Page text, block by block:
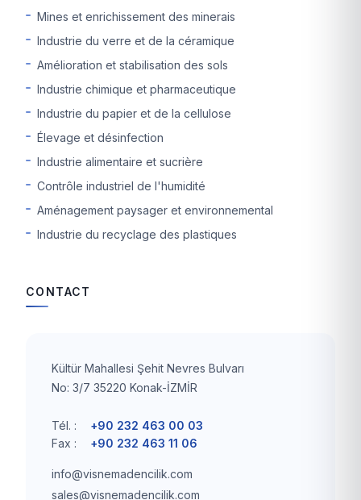
Mines et enrichissement des minerais
Industrie du verre et de la céramique
Amélioration et stabilisation des sols
Industrie chimique et pharmaceutique
Industrie du papier et de la cellulose
Élevage et désinfection
Industrie alimentaire et sucrière
Contrôle industriel de l'humidité
Aménagement paysager et environnemental
Industrie du recyclage des plastiques
CONTACT
Kültür Mahallesi Şehit Nevres Bulvarı
No: 3/7 35220 Konak-İZMİR
Tél. :
+90 232 463 00 03
Fax :
+90 232 463 11 06
info@visnemadencilik.com
sales@visnemadencilik.com